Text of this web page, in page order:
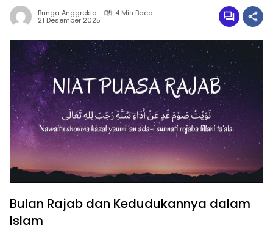
Bunga Anggrekia 4 Min Baca
21 Desember 2025
Bulan Rajab dan Kedudukannya dalam
Islam